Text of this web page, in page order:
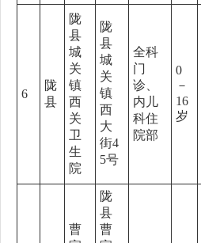
6
陇
县
陇
县
城
关
镇
西
关
卫
生
院
陇
县
城
关
镇
西
大
街4
5号
全科
门
诊、
内儿
科住
院部
0
－
16
岁
曹
陇
县
曹